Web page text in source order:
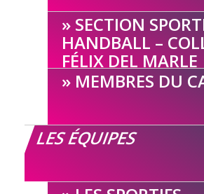
SECTION
HANDBALL –
FÉLIX DEL MARLE
MEMBRES DU
LES ÉQUIPES